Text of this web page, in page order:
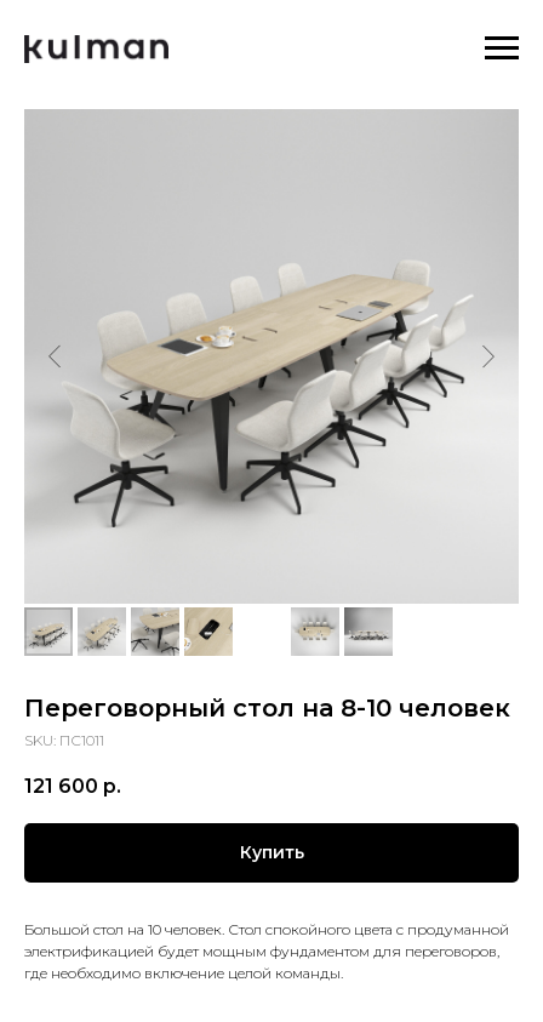
Переговорный стол на 8-10 человек
SKU: ПС1011
121 600 р.
Купить
Большой стол на 10 человек. Стол спокойного цвета с продуманной
электрификацией будет мощным фундаментом для переговоров,
где необходимо включение целой команды.